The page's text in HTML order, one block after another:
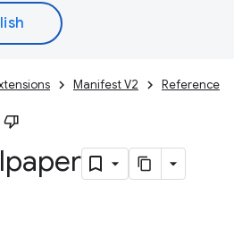
Manifest V2 Reference